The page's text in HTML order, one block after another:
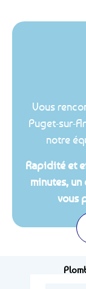
Vous
Puget-sur-
notre
Rapidité et
minutes,
vous